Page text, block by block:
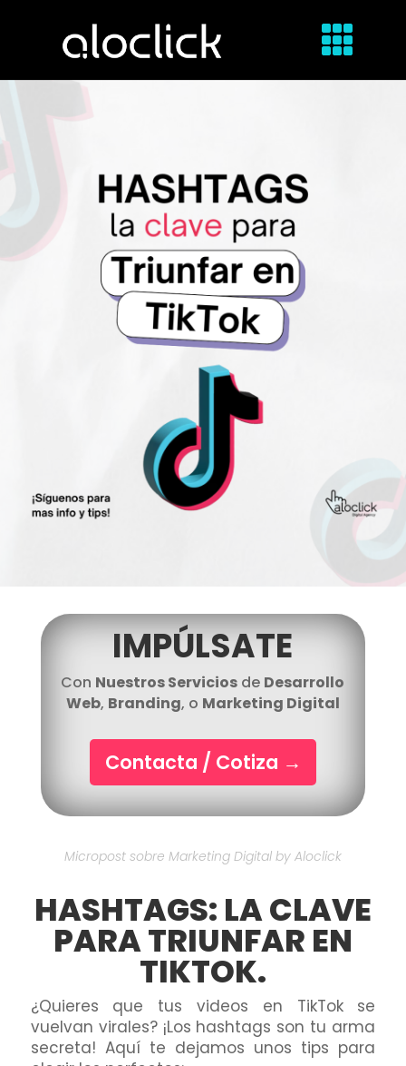
IMPÚLSATE
Con Nuestros Servicios de Desarrollo
Web, Branding, o Marketing Digital
Contacta / Cotiza →
Micropost sobre Marketing Digital by Aloclick
HASHTAGS: LA CLAVE
PARA TRIUNFAR EN
TIKTOK.
¿Quieres que tus videos en TikTok se
vuelvan virales? ¡Los hashtags son tu arma
secreta! Aquí te dejamos unos tips para